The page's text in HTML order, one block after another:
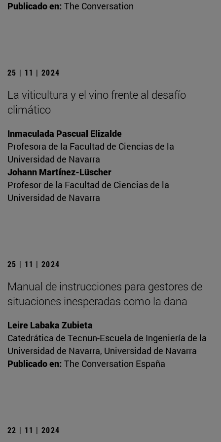
Publicado en: The Conversation
25 | 11 | 2024
La viticultura y el vino frente al desafío
climático
Inmaculada Pascual Elizalde
Profesora de la Facultad de Ciencias de la
Universidad de Navarra
Johann Martínez-Lüscher
Profesor de la Facultad de Ciencias de la
Universidad de Navarra
25 | 11 | 2024
Manual de instrucciones para gestores de
situaciones inesperadas como la dana
Leire Labaka Zubieta
Catedrática de Tecnun-Escuela de Ingeniería de la
Universidad de Navarra, Universidad de Navarra
Publicado en: The Conversation España
22 | 11 | 2024